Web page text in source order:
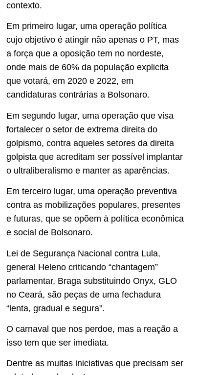
contexto.
Em primeiro lugar, uma operação política
cujo objetivo é atingir não apenas o PT, mas
a força que a oposição tem no nordeste,
onde mais de 60% da população explicita
que votará, em 2020 e 2022, em
candidaturas contrárias a Bolsonaro.
Em segundo lugar, uma operação que visa
fortalecer o setor de extrema direita do
golpismo, contra aqueles setores da direita
golpista que acreditam ser possível implantar
o ultraliberalismo e manter as aparências.
Em terceiro lugar, uma operação preventiva
contra as mobilizações populares, presentes
e futuras, que se opõem à política econômica
e social de Bolsonaro.
Lei de Segurança Nacional contra Lula,
general Heleno criticando “chantagem”
parlamentar, Braga substituindo Onyx, GLO
no Ceará, são peças de uma fechadura
“lenta, gradual e segura”.
O carnaval que nos perdoe, mas a reação a
isso tem que ser imediata.
Dentre as muitas iniciativas que precisam ser